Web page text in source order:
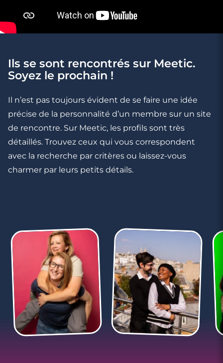
3 minutes
Rencontre à Bussy-Saint-Georges
3 minutes
Rencontre à Provins
Ils se sont rencontrés sur Meetic.
Soyez le prochain !
Il n’est pas toujours évident de se faire une idée
précise de la personnalité d’un membre sur un site
de rencontre. Sur Meetic, les profils sont très
détaillés. Trouvez ceux qui vous correspondent
avec la recherche par critères ou laissez-vous
charmer par leurs petits détails.